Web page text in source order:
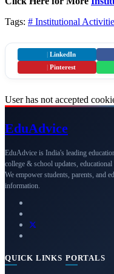
Tags: # Institutional
LinkedIn
Pinterest
User has not accepted
EduAdvice
EduAdvice is India's leading
college & school updates,
We empower students, parents, and
information.
QUICK LINKS PORTALS